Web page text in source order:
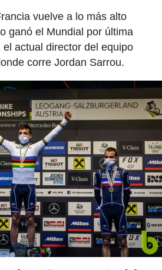
vuelve a lo más alto
ganó el Mundial por última
actual director del equipo
corre Jordan Sarrou.